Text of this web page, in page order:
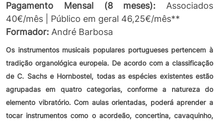
Pagamento Mensal (8 meses): Associados
40€/mês | Público em geral 46,25€/mês**
Formador: André Barbosa
Os instrumentos musicais populares portugueses pertencem à
tradição organológica europeia. De acordo com a classificação
de C. Sachs e Hornbostel, todas as espécies existentes estão
agrupadas em quatro categorias, conforme a natureza do
elemento vibratório. Com aulas orientadas, poderá aprender a
tocar instrumentos como o acordeão, concertina, cavaquinho,